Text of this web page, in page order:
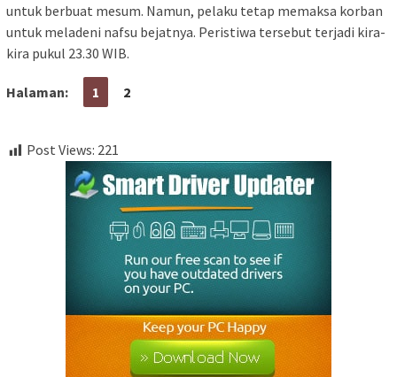
untuk berbuat mesum. Namun, pelaku tetap memaksa korban
untuk meladeni nafsu bejatnya. Peristiwa tersebut terjadi kira-
kira pukul 23.30 WIB.
Halaman: 1 2
Post Views: 221